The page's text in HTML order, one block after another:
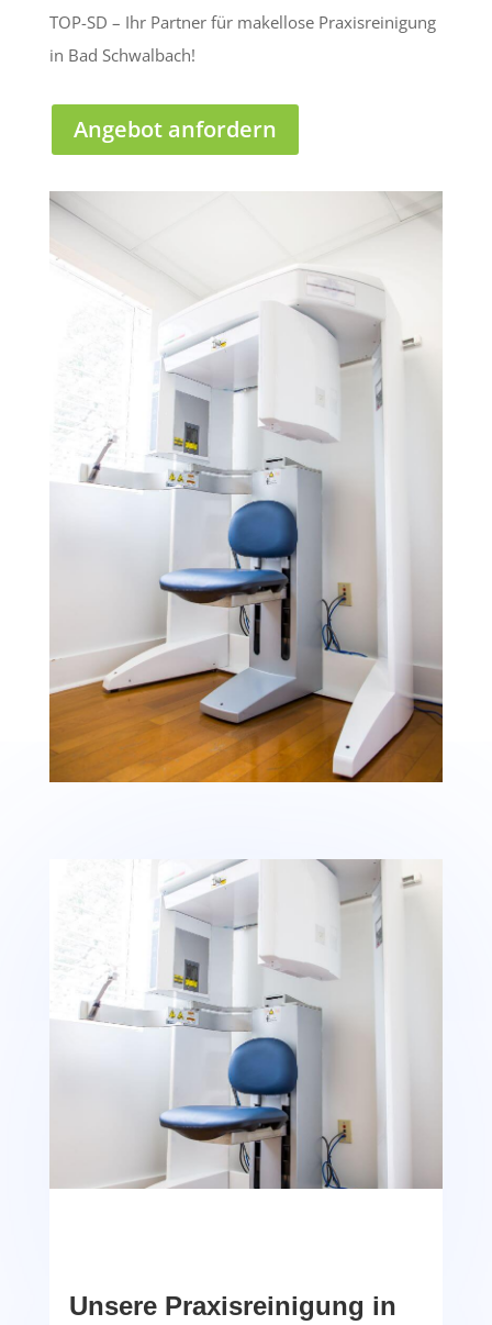
TOP-SD – Ihr Partner für makellose Praxisreinigung
in Bad Schwalbach!
Angebot anfordern
Unsere Praxisreinigung in